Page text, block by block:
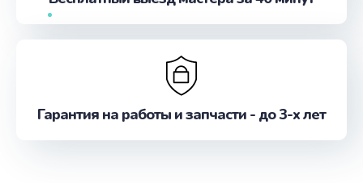
Гарантия на работы и запчасти - до 3-х лет